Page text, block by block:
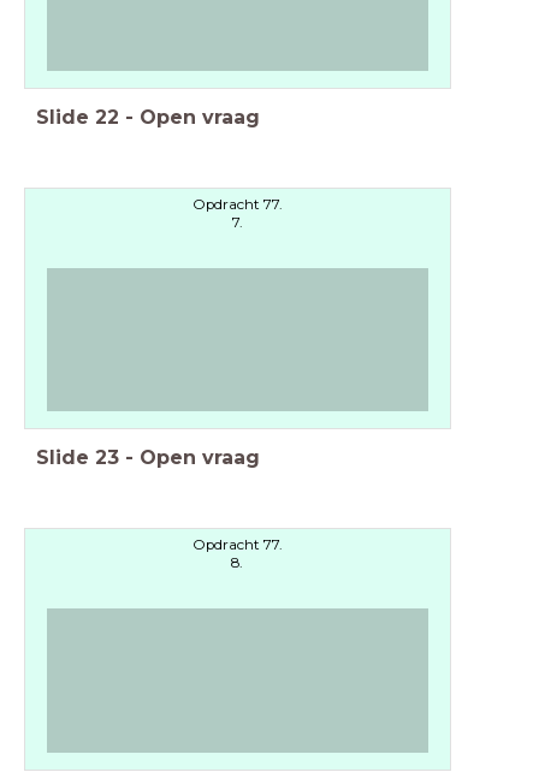
Slide 22 - Open vraag
Opdracht 77.
7.
Slide 23 - Open vraag
Opdracht 77.
8.